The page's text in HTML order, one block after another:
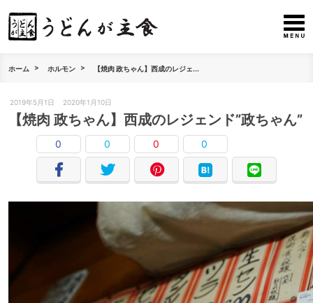
ホーム ホルモン 【焼肉 政ちゃん】西成のレジェ...
2019年5月1日 2020年1月10日
【焼肉 政ちゃん】西成のレジェンド”政ちゃん”
0 0 0 0